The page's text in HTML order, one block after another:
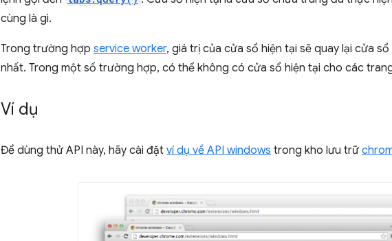
cùng là gì.
Trong trường hợp service worker, giá trị của cửa sổ hiện tại sẽ quay lại cửa
nhất. Trong một số trường hợp, có thể không có cửa sổ hiện tại cho các
Ví dụ
Để dùng thử API này, hãy cài đặt ví dụ về API windows trong kho lưu trữ